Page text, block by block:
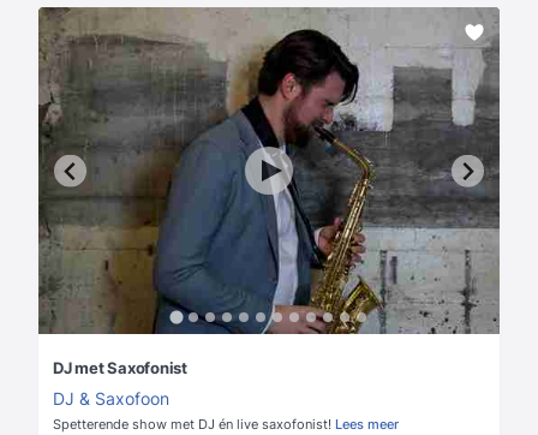
DJ met Saxofonist
DJ & Saxofoon
Spetterende show met DJ én live saxofonist! Lees meer